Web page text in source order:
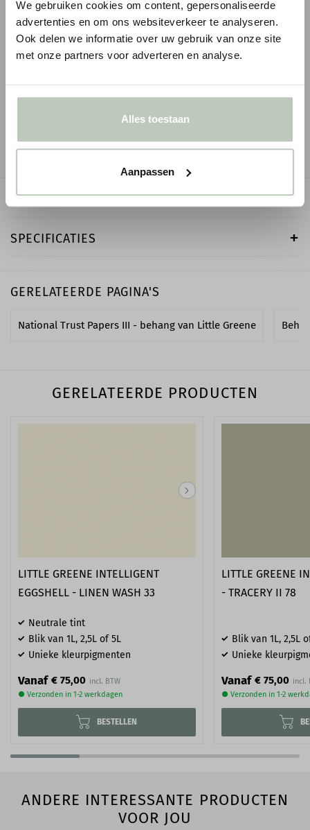
We gebruiken cookies om content, gepersonaliseerde
advertenties en om ons websiteverkeer te analyseren.
Ook delen we informatie over uw gebruik van onze site
met onze partners voor adverteren en analyse.
Alles toestaan
Aanpassen
ORAC WANDLIJST PX202
LITTLE GREENE
LITER
€ 75,00
● Verzonden in 1-2
OMSCHRIJVING
SPECIFICATIES
GERELATEERDE PAGINA'S
National Trust Papers III - behang van Little Greene
GERELATEERDE PRODUCTEN
LITTLE GREENE INTELLIGENT
EGGSHELL - LINEN WASH 33
Neutrale tint
Blik van 1L, 2,5L of 5L
Unieke kleurpigmenten
Vanaf € 75,00
● Verzonden in 1-2 werkdagen
BESTELLEN
LITTLE GREENE
- TRACERY II 78
Blik van 1L, 2,5L
Unieke
Vanaf € 75,00
● Verzonden in 1-2
ANDERE INTERESSANTE PRODUCTEN
VOOR JOU